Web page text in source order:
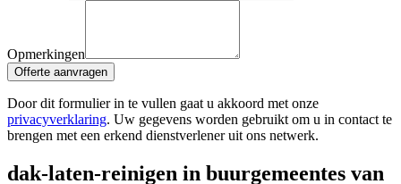
Opmerkingen
Offerte aanvragen
Door dit formulier in te vullen gaat u akkoord met onze
privacyverklaring. Uw gegevens worden gebruikt om u in contact te
brengen met een erkend dienstverlener uit ons netwerk.
dak-laten-reinigen in buurgemeentes van